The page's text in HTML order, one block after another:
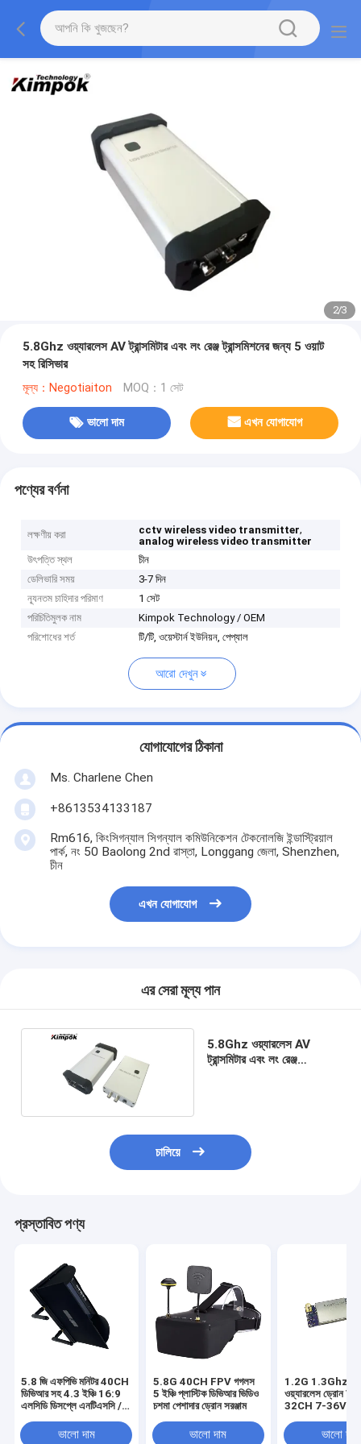
2/3
5.8Ghz ওয়্যারলেস AV ট্রান্সমিটার এবং লং রেঞ্জ ট্রান্সমিশনের জন্য 5 ওয়াট
সহ রিসিভার
মূল্য：Negotiaiton MOQ：1 সেট
ভালো দাম এখন যোগাযোগ
পণ্যের বর্ণনা
লক্ষণীয় করা cctv wireless video transmitter,
analog wireless video transmitter
উৎপত্তি স্থল
চীন
ডেলিভারি সময়
3-7 দিন
ন্যূনতম চাহিদার পরিমাণ
1 সেট
পরিচিতিমুলক নাম
Kimpok Technology / OEM
পরিশোধের শর্ত
টি/টি, ওয়েস্টার্ন ইউনিয়ন, পেপ্যাল
আরো দেখুন
যোগাযোগের ঠিকানা
Ms. Charlene Chen
+8613534133187
Rm616, কিংসিগন্যাল সিগন্যাল কমিউনিকেশন টেকনোলজি ইন্ডাস্ট্রিয়াল
পার্ক, নং 50 Baolong 2nd রাস্তা, Longgang জেলা, Shenzhen,
চীন
এখন যোগাযোগ
এর সেরা মূল্য পান
5.8Ghz ওয়্যারলেস AV
ট্রান্সমিটার এবং লং রেঞ্জ
চালিয়ে
প্রস্তাবিত পণ্য
5.8 জি এফপিভি মনিটর 40CH
ডিভিআর সহ 4.3 ইঞ্চি 16:9
এলসিডি ডিসপ্লে এনটিএসসি /
রেকর্ডিং আরসি এফপিভি
ভালো দাম
5.8G 40CH FPV গগলস
5 ইঞ্চি প্লাস্টিক ডিভিআর ভিডিও
চশমা পেশাদার ড্রোন সরঞ্জাম
ভালো দাম
1.2G 1.3Ghz
ওয়্যারলেস ড্রোন
32CH 7-36V
ভালো দাম